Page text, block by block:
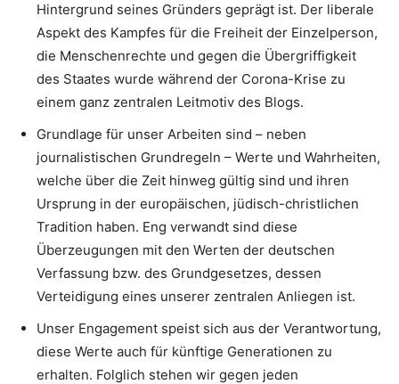
Hintergrund seines Gründers geprägt ist. Der liberale
Aspekt des Kampfes für die Freiheit der Einzelperson,
die Menschenrechte und gegen die Übergriffigkeit
des Staates wurde während der Corona-Krise zu
einem ganz zentralen Leitmotiv des Blogs.
Grundlage für unser Arbeiten sind – neben
journalistischen Grundregeln – Werte und Wahrheiten,
welche über die Zeit hinweg gültig sind und ihren
Ursprung in der europäischen, jüdisch-christlichen
Tradition haben. Eng verwandt sind diese
Überzeugungen mit den Werten der deutschen
Verfassung bzw. des Grundgesetzes, dessen
Verteidigung eines unserer zentralen Anliegen ist.
Unser Engagement speist sich aus der Verantwortung,
diese Werte auch für künftige Generationen zu
erhalten. Folglich stehen wir gegen jeden